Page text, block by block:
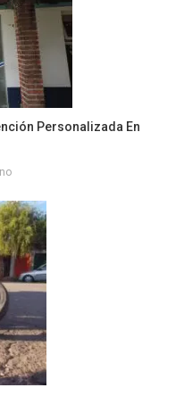
Personalizada En